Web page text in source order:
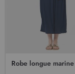
Robe longue marine